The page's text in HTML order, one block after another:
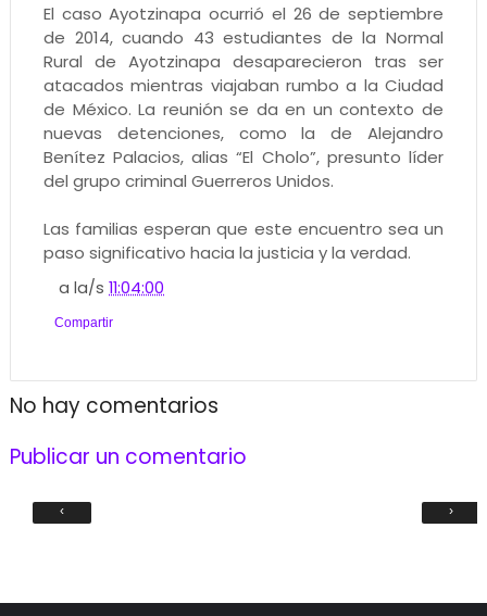
El caso Ayotzinapa ocurrió el 26 de septiembre
de 2014, cuando 43 estudiantes de la Normal
Rural de Ayotzinapa desaparecieron tras ser
atacados mientras viajaban rumbo a la Ciudad
de México. La reunión se da en un contexto de
nuevas detenciones, como la de Alejandro
Benítez Palacios, alias “El Cholo”, presunto líder
del grupo criminal Guerreros Unidos.
Las familias esperan que este encuentro sea un
paso significativo hacia la justicia y la verdad.
a la/s11:04:00
Compartir
No hay comentarios
Publicar un comentario
‹ ›